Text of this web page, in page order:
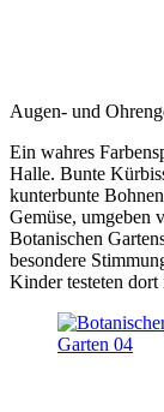
Augen- und
Ein wahres
Halle. Bunte
kunterbunte
Gemüse, umgeben
Botanischen
besondere
Kinder testeten